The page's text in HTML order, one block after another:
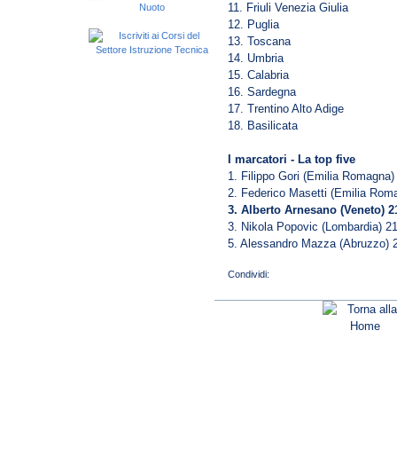
11. Friuli Venezia Giulia
12. Puglia
13. Toscana
14. Umbria
15. Calabria
16. Sardegna
17. Trentino Alto Adige
18. Basilicata
I marcatori - La top five
1. Filippo Gori (Emilia Romagna)
2. Federico Masetti (Emilia
3. Alberto Arnesano (Veneto)
3. Nikola Popovic (Lombardia) 21
5. Alessandro Mazza (Abruzzo)